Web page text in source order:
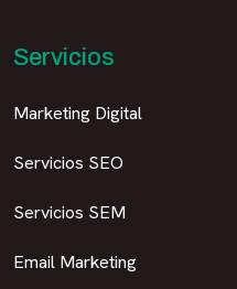
Servicios
Marketing Digital
Servicios SEO
Servicios SEM
Email Marketing